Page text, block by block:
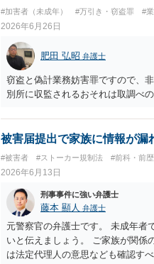
#加害者（未成年） #万引き・窃盗罪 #
2026年6月26日
肥田 弘昭 弁護士
窃盗と偽計業務妨害罪ですので、
別所に収監されるおそれは取調べ
被害届提出で家族に情報が漏
#被害者 #ストーカー規制法 #前科・前
2026年6月13日
刑事事件に強い弁護士
藤本 顯人 弁護士
元警察官の弁護士です。 未成年者
いと伝えましょう。 ご家族が関係
は法定代理人の意思なども確認す